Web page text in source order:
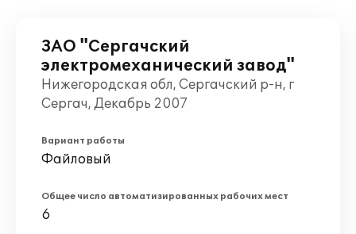
ЗАО "Сергачский
электромеханический завод"
Нижегородская обл, Сергачский р-н, г
Сергач, Декабрь 2007
Вариант работы
Файловый
Общее число автоматизированных рабочих мест
6